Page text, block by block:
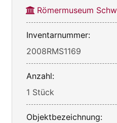
Römermuseum
Inventarnummer:
2008RMS1169
Anzahl:
1 Stück
Objektbezeichnung: